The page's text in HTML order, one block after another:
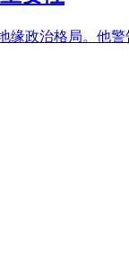
缘政治格局。他